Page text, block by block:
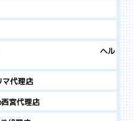
者協同組合 ヘル
マ代理店
宮代理店